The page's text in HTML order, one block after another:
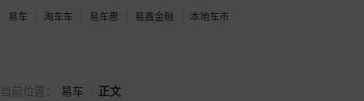
易车 淘车车 易车惠 易鑫金融 本地车市
当前位置： 易车 正文